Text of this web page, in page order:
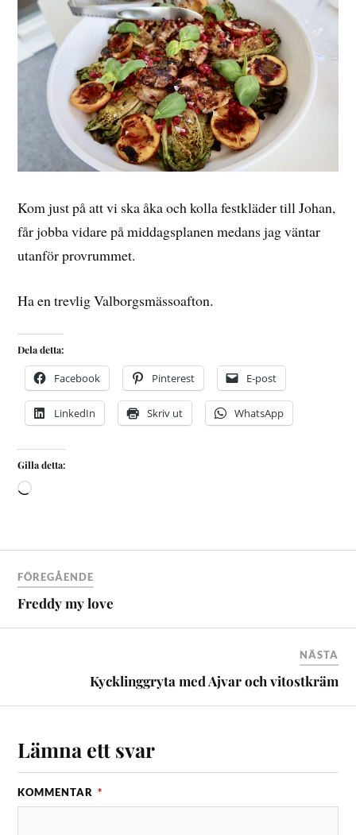
Kom just på att vi ska åka och kolla festkläder till Johan,
får jobba vidare på middagsplanen medans jag väntar
utanför provrummet.
Ha en trevlig Valborgsmässoafton.
Dela detta:
Facebook Pinterest E-post
LinkedIn Skriv ut WhatsApp
Gilla detta:
FÖREGÅENDE
Freddy my love
NÄSTA
Kycklinggryta med Ajvar och vitostkräm
Lämna ett svar
KOMMENTAR *